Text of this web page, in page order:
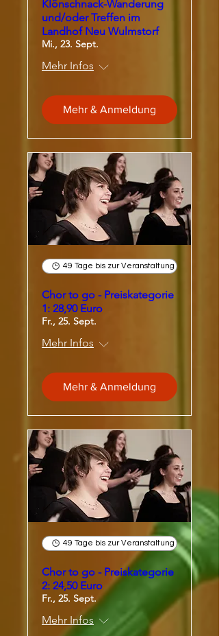
Klönschnack-Wanderung
und/oder Treffen im
Landhof Neu Wulmstorf
Mi., 23. Sept.
Mehr Infos
Mehr & Anmeldung
49 Tage bis zur Veranstaltung
Chor to go - Preiskategorie
1: 28,90 Euro
Fr., 25. Sept.
Mehr Infos
Mehr & Anmeldung
49 Tage bis zur Veranstaltung
Chor to go - Preiskategorie
2: 24,50 Euro
Fr., 25. Sept.
Mehr Infos